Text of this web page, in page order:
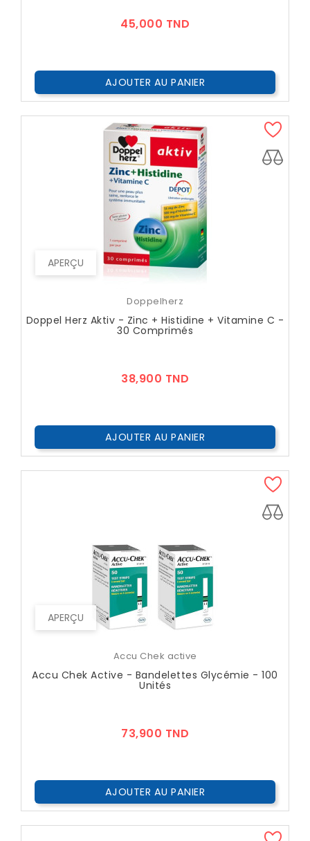
45,000 TND
AJOUTER AU PANIER
APERÇU
Doppelherz
Doppel Herz Aktiv - Zinc + Histidine + Vitamine C -
30 Comprimés
38,900 TND
AJOUTER AU PANIER
APERÇU
Accu Chek active
Accu Chek Active - Bandelettes Glycémie - 100
Unités
73,900 TND
AJOUTER AU PANIER